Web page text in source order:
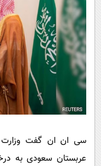
سی ان ان گفت وزارت
عربستان سعودی به